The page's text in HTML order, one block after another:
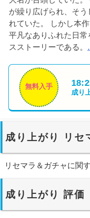
が繰り広げられ、そ
れていた。 しかし本
平凡なありふれた日
スストーリーである。
無料入手
成り
成り上がり リセ
リセマラ＆ガチャに関
成り上がり 評価